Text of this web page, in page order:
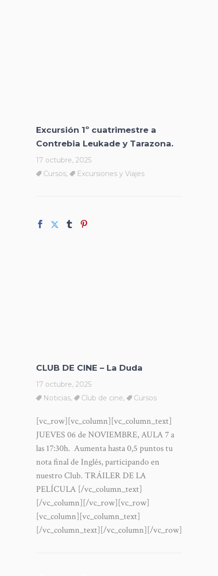
Excursión 1º cuatrimestre a
Contrebia Leukade y Tarazona.
17 octubre, 2025
Cursos, Excursiones y Viajes
CLUB DE CINE – La Duda
17 octubre, 2025
Noticias, Club de cine, Cursos
[vc_row][vc_column][vc_column_text]
JUEVES 06 de NOVIEMBRE, AULA 7 a
las 17:30h. Aumenta hasta 0,5 puntos tu
nota final de Inglés, participando en
nuestro Club. TRÁILER DE LA
PELÍCULA [/vc_column_text]
[/vc_column][/vc_row][vc_row]
[vc_column][vc_column_text]
[/vc_column_text][/vc_column][/vc_row]